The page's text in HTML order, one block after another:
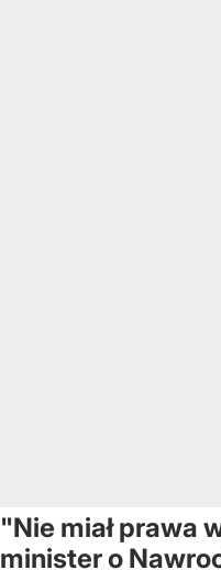
"Nie miał prawa
minister o